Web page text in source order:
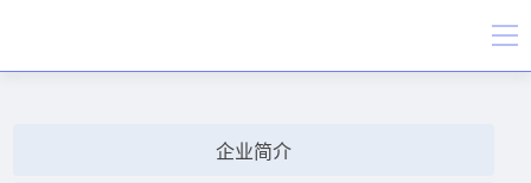
企业简介